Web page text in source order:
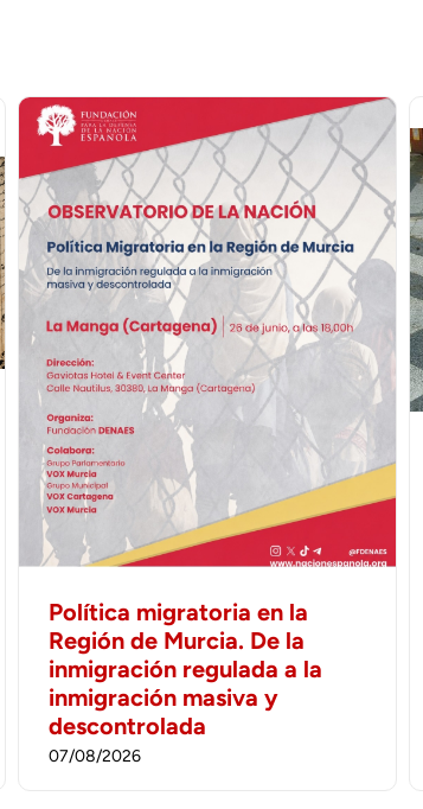
Política migratoria en la
Región de Murcia. De la
inmigración regulada a la
inmigración masiva y
descontrolada
07/08/2026